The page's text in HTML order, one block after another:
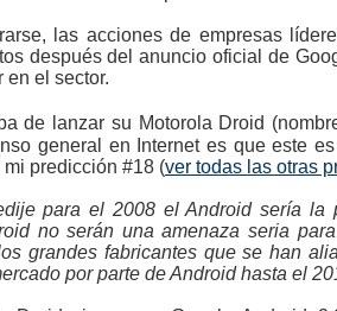
las acciones de empresas
después del anuncio oficial de
en el sector.
de lanzar su Motorola Droid
general en Internet es que este
predicción #18 (ver todas las otras
para el 2008 el Android sería
no serán una amenaza seria
grandes fabricantes que se han
por parte de Android hasta el